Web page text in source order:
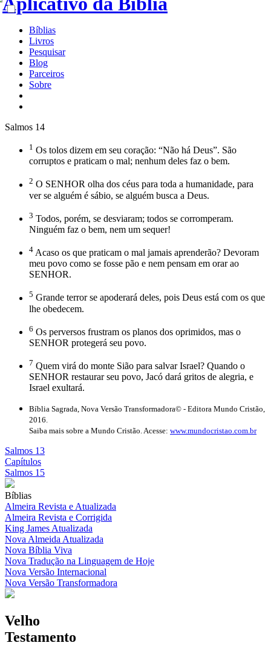
Bíblias
Livros
Pesquisar
Blog
Parceiros
Sobre
Salmos 14
1 Os tolos dizem em seu coração: “Não há Deus”. São
corruptos e praticam o mal; nenhum deles faz o bem.
2 O SENHOR olha dos céus para toda a humanidade, para
ver se alguém é sábio, se alguém busca a Deus.
3 Todos, porém, se desviaram; todos se corromperam.
Ninguém faz o bem, nem um sequer!
4 Acaso os que praticam o mal jamais aprenderão? Devoram
meu povo como se fosse pão e nem pensam em orar ao
SENHOR.
5 Grande terror se apoderará deles, pois Deus está com os que
lhe obedecem.
6 Os perversos frustram os planos dos oprimidos, mas o
SENHOR protegerá seu povo.
7 Quem virá do monte Sião para salvar Israel? Quando o
SENHOR restaurar seu povo, Jacó dará gritos de alegria, e
Israel exultará.
Bíblia Sagrada, Nova Versão Transformadora© - Editora Mundo Cristão,
2016.
Saiba mais sobre a Mundo Cristão. Acesse: www.mundocristao.com.br
Salmos 13
Capítulos
Salmos 15
Bíblias
Almeira Revista e Atualizada
Almeira Revista e Corrigida
King James Atualizada
Nova Almeida Atualizada
Nova Bíblia Viva
Nova Tradução na Linguagem de Hoje
Nova Versão Internacional
Nova Versão Transformadora
Velho
Testamento